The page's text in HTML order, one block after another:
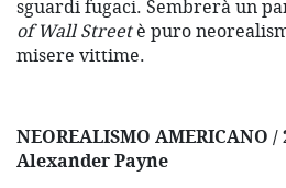
sguardi fugaci. Sembrerà un
of Wall Streetè puro
misere vittime.
NEOREALISMO AMERICANO
Alexander Payne